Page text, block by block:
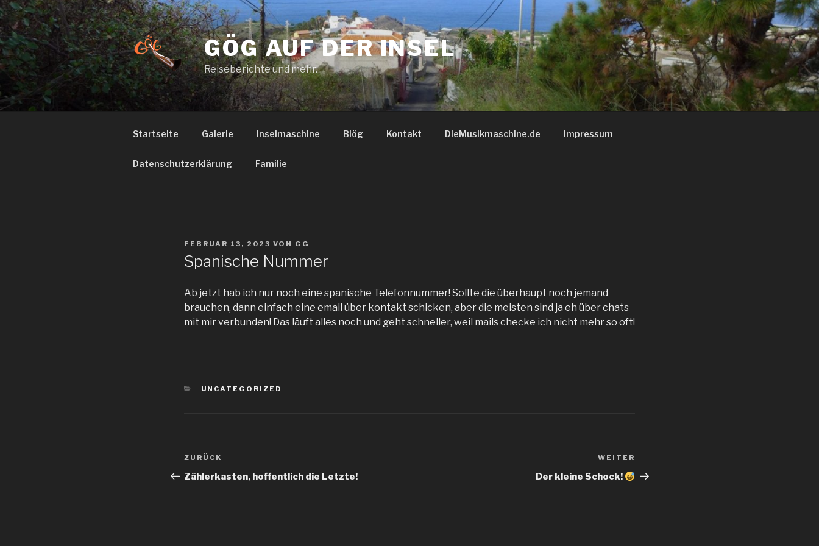
Zum
Inhalt
springen
GÖG AUF DER INSEL
Reiseberichte und mehr.
Startseite Galerie Inselmaschine Blög Kontakt DieMusikmaschine.de Impressum
Datenschutzerklärung Familie
VERÖFFENTLICHT
FEBRUAR 13, 2023 VON GG
Spanische Nummer
Ab jetzt hab ich nur noch eine spanische Telefonnummer! Sollte die überhaupt noch jemand
brauchen, dann einfach eine email über kontakt schicken, aber die meisten sind ja eh über chats
mit mir verbunden! Das läuft alles noch und geht schneller, weil mails checke ich nicht mehr so oft!
KATEGORIEN
UNCATEGORIZED
Beitragsnavigation
Vorheriger
Beitrag
ZURÜCK
Zählerkasten, hoffentlich die Letzte!
Beitrag
WEITER
Der kleine Schock!